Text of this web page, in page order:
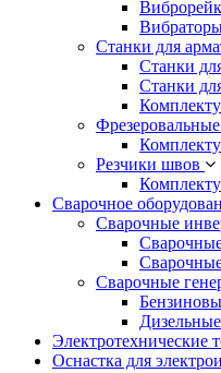
Станки для
Станки
Станки
Резчики швов
Сварочное
Сварочные
Сварочные
Электротехнические
Оснастка для